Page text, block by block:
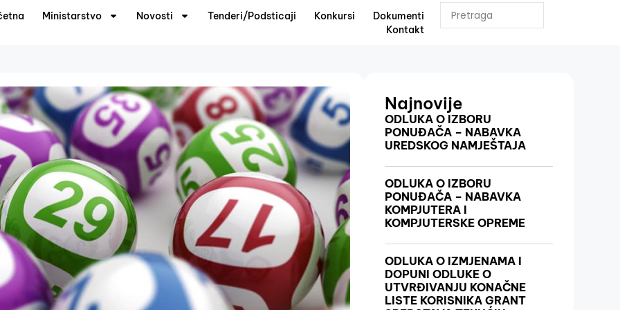
Ministarstvo Novosti Tenderi/Podsticaji Konkursi
Dokumenti
Kontakt
Najnovije
ODLUKA O IZBORU
PONUĐAČA – NABAVKA
UREDSKOG NAMJEŠTAJA
ODLUKA O IZBORU
PONUĐAČA – NABAVKA
KOMPJUTERA I
KOMPJUTERSKE OPREME
ODLUKA O IZMJENAMA I
DOPUNI ODLUKE O
UTVRĐIVANJU KONAČNE
LISTE KORISNIKA GRANT